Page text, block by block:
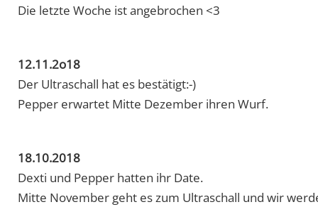
Die letzte Woche ist angebrochen <3
12.11.2o18
Der Ultraschall hat es bestätigt:-)
Pepper erwartet Mitte Dezember ihren Wurf.
18.10.2018
Dexti und Pepper hatten ihr Date.
Mitte November geht es zum Ultraschall und wir